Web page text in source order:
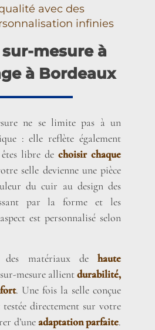
avec des
infinies
mesure à
à Bordeaux
ne se limite pas à un
: elle reflète également
êtes libre dechoisir chaque
selle devienne une pièce
du cuir au design des
par la forme et les
est personnalisé selon
des matériaux dehaute
sur-mesure allientdurabilité,
. Une fois la selle conçue
testée directement sur votre
d’uneadaptation parfaite.